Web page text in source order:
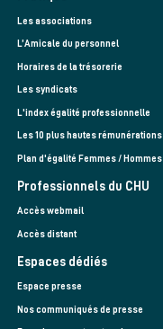
Les associations
L’Amicale du personnel
Horaires de la trésorerie
Les syndicats
L'index égalité professionnelle
Les 10 plus hautes rémunérations
Plan d'égalité Femmes / Hommes
Professionnels du CHU
Accès webmail
Accès distant
Espaces dédiés
Espace presse
Nos communiqués de presse